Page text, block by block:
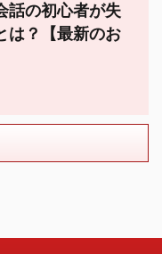
話の初心者が失
は？【最新のお